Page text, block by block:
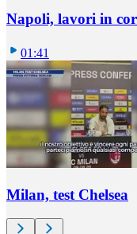
Napoli, lavori in
01:41
Milan, test Chelsea